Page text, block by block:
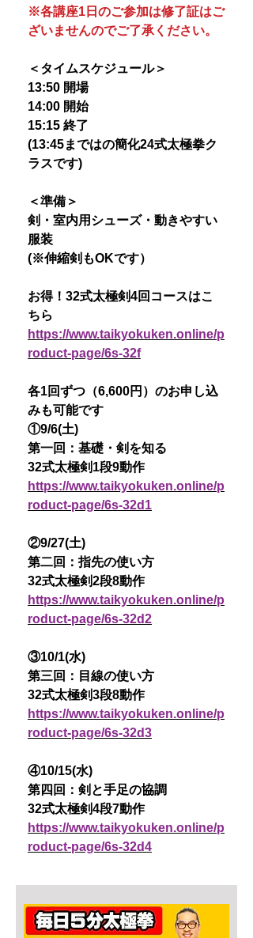
※各講座1日のご参加は修了証はご
ざいませんのでご了承ください。
＜タイムスケジュール＞
13:50 開場
14:00 開始
15:15 終了
(13:45まではの簡化24式太極拳ク
ラスです)
＜準備＞
剣・室内用シューズ・動きやすい
服装
(※伸縮剣もOKです）
お得！32式太極剣4回コースはこ
ちら
https://www.taikyokuken.online/p
roduct-page/6s-32f
各1回ずつ（6,600円）のお申し込
みも可能です
①9/6(土)
第一回：基礎・剣を知る
32式太極剣1段9動作
https://www.taikyokuken.online/p
roduct-page/6s-32d1
②9/27(土)
第二回：指先の使い方
32式太極剣2段8動作
https://www.taikyokuken.online/p
roduct-page/6s-32d2
③10/1(水)
第三回：目線の使い方
32式太極剣3段8動作
https://www.taikyokuken.online/p
roduct-page/6s-32d3
④10/15(水)
第四回：剣と手足の協調
32式太極剣4段7動作
https://www.taikyokuken.online/p
roduct-page/6s-32d4